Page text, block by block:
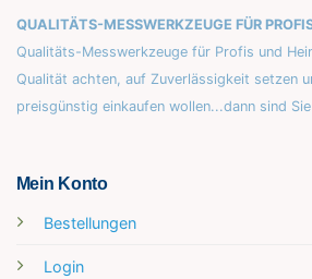
QUALITÄTS-MESSWERKZEUGE FÜR
Qualitäts-Messwerkzeuge für Profis und
Qualität achten, auf Zuverlässigkeit setzen
preisgünstig einkaufen wollen...dann sind
Mein Konto
Bestellungen
Login